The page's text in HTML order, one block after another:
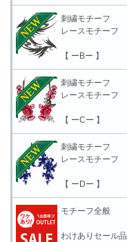
刺繍モチーフ
レースモチーフ
【 ーBー 】
刺繍モチーフ
レースモチーフ
【 ーCー 】
刺繍モチーフ
レースモチーフ
【 ーDー 】
モチーフ全般
わけありセール品